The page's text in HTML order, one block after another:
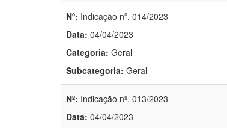
Nº: Indicação nº. 014/2023
Data: 04/04/2023
Categoria: Geral
Subcategoria: Geral
Nº: Indicação nº. 013/2023
Data: 04/04/2023